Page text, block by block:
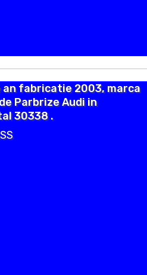
an fabricatie 2003, marca
Parbrize Audi in
30338 .